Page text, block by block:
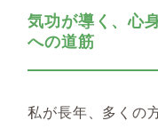
気功が導く、心
への道筋
私が長年、多くの